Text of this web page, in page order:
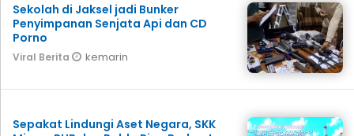
Sekolah di Jaksel jadi Bunker
Penyimpanan Senjata Api dan CD
Porno
Viral Berita kemarin
Sepakat Lindungi Aset Negara, SKK